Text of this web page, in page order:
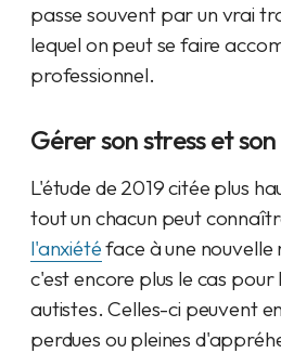
passe souvent par un vrai
lequel on peut se faire
professionnel.
Gérer son stress et
L'étude de 2019 citée plus
tout un chacun peut
l'anxiétéface à une
c'est encore plus le cas pour
autistes. Celles-ci peuvent
perdues ou pleines